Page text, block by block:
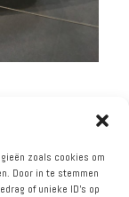
zoals cookies om
Door in te stemmen
of unieke ID's op